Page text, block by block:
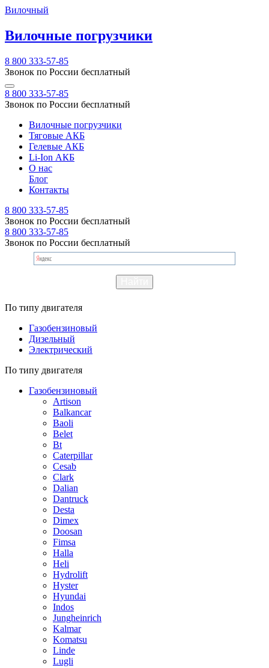
Вилочный
Вилочные погрузчики
8 800 333-57-85
Звонок по России бесплатный
8 800 333-57-85
Звонок по России бесплатный
Вилочные погрузчики
Тяговые АКБ
Гелевые АКБ
Li-Ion АКБ
О нас
Блог
Контакты
8 800 333-57-85
Звонок по России бесплатный
8 800 333-57-85
Звонок по России бесплатный
По типу двигателя
Газобензиновый
Дизельный
Электрический
По типу двигателя
Газобензиновый
Artison
Balkancar
Baoli
Belet
Bt
Caterpillar
Cesab
Clark
Dalian
Dantruck
Desta
Dimex
Doosan
Fimsa
Halla
Heli
Hydrolift
Hyster
Hyundai
Indos
Jungheinrich
Kalmar
Komatsu
Linde
Lugli